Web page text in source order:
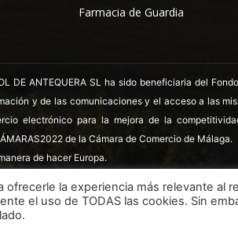
Farmacia de Guardia
DE ANTEQUERA SL ha sido beneficiaria del
y de las comunicaciones y el acceso a las
electrónico para la mejora de la
de la Cámara de Comercio de Málaga.
de hacer Europa.
Dinan - 2026
la experiencia más relevante al
el uso de TODAS las cookies. Sin